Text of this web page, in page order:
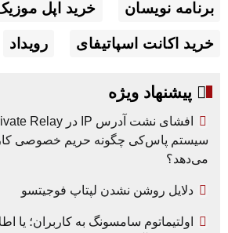
برنامه نویسان خرید اپل
خرید اکانت اسپاتیفای رویداد
پیشنهاد ویژه
سیستم پاس‌کی چگونه حریم خصوصی
می‌دهد؟
دلایل روشن نشدن لپتاپ فوجیتسو
اولتیماتوم سامسونگ به کاربران؛ یا